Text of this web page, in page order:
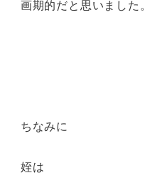
画期的だと思いました。
ちなみに
姪は